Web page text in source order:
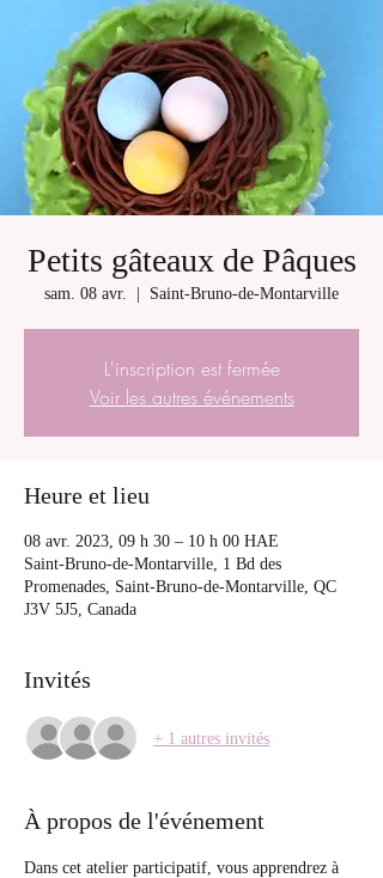
Petits gâteaux de Pâques
sam. 08 avr. Saint-Bruno-de-Montarville
L'inscription est fermée
Voir les autres événements
Heure et lieu
08 avr. 2023, 09 h 30 – 10 h 00 HAE
Saint-Bruno-de-Montarville, 1 Bd des
Promenades, Saint-Bruno-de-Montarville, QC
J3V 5J5, Canada
Invités
+ 1 autres invités
À propos de l'événement
Dans cet atelier participatif, vous apprendrez à